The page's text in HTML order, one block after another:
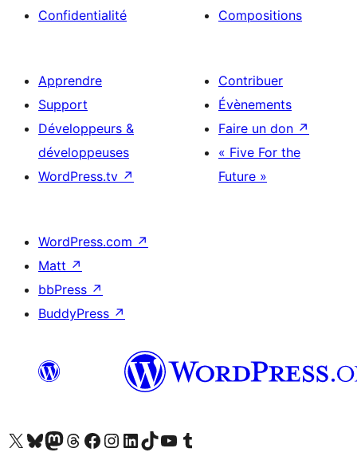
Confidentialité
Compositions
Apprendre
Support
Développeurs &
développeuses
WordPress.tv ↗
Contribuer
Évènements
Faire un don ↗
« Five For the
Future »
WordPress.com ↗
Matt ↗
bbPress ↗
BuddyPress ↗
Visitez notre compte X (précédemment Twitter)
Visiter notre compte Bluesky
Visiter notre compte Mastodon
Visiter notre compte Threads
Consulter notre compte Facebook
Consulter notre compte Instagram
Consulter notre compte LinkedIn
Visiter notre compte TokTok
Visiter notre chaîne YouTube
Visiter notre compte Tumblr